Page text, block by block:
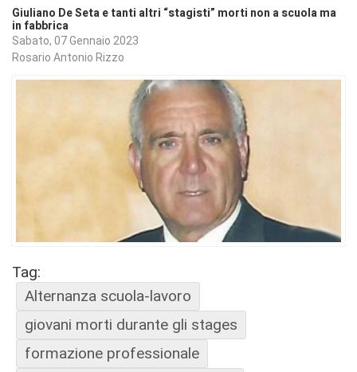
Giuliano De Seta e tanti altri “stagisti” morti non a scuola ma
in fabbrica
Sabato, 07 Gennaio 2023
Rosario Antonio Rizzo
Tag:
Alternanza scuola-lavoro
giovani morti durante gli stages
formazione professionale